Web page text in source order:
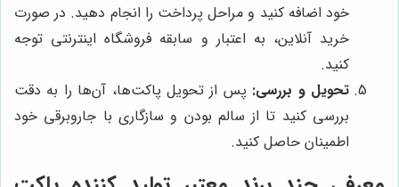
خود اضافه کنید و مراحل پرداخت را انجام دهید. در صورت
خرید آنلاین، به اعتبار و سابقه فروشگاه اینترنتی توجه
کنید.
تحویل و بررسی: پس از تحویل پاکت‌ها، آن‌ها را به دقت
بررسی کنید تا از سالم بودن و سازگاری با جاروبرقی خود
اطمینان حاصل کنید.